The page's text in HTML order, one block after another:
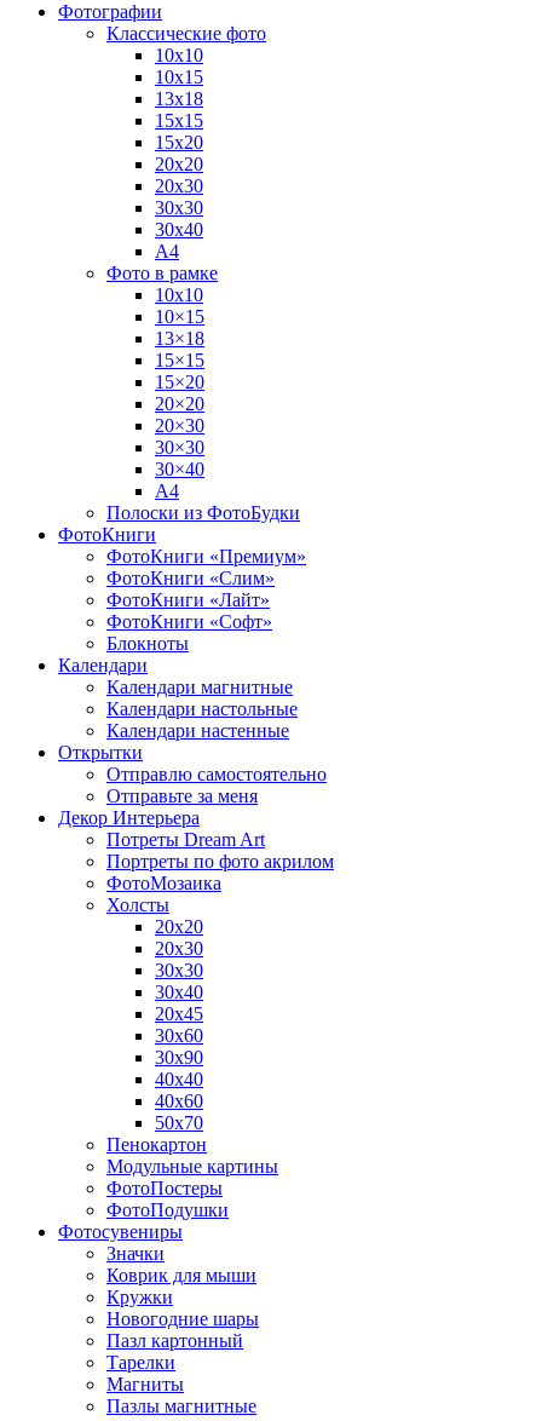
Фотографии
Классические фото
10х10
10х15
13х18
15х15
15х20
20х20
20х30
30х30
30х40
А4
Фото в рамке
10х10
10×15
13×18
15×15
15×20
20×20
20×30
30×30
30×40
A4
Полоски из ФотоБудки
ФотоКниги
ФотоКниги «Премиум»
ФотоКниги «Слим»
ФотоКниги «Лайт»
ФотоКниги «Софт»
Блокноты
Календари
Календари магнитные
Календари настольные
Календари настенные
Открытки
Отправлю самостоятельно
Отправьте за меня
Декор Интерьера
Потреты Dream Art
Портреты по фото акрилом
ФотоМозаика
Холсты
20х20
20х30
30х30
30х40
20х45
30х60
30х90
40х40
40х60
50х70
Пенокартон
Модульные картины
ФотоПостеры
ФотоПодушки
Фотоcувениры
Значки
Коврик для мыши
Кружки
Новогодние шары
Пазл картонный
Тарелки
Магниты
Пазлы магнитные